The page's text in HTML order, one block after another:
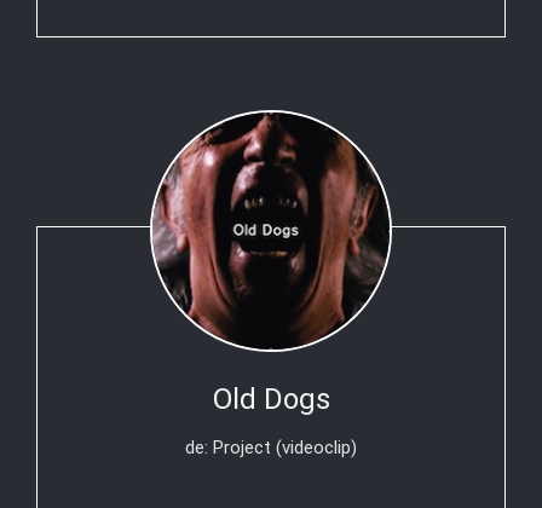
Old Dogs
de: Project (videoclip)